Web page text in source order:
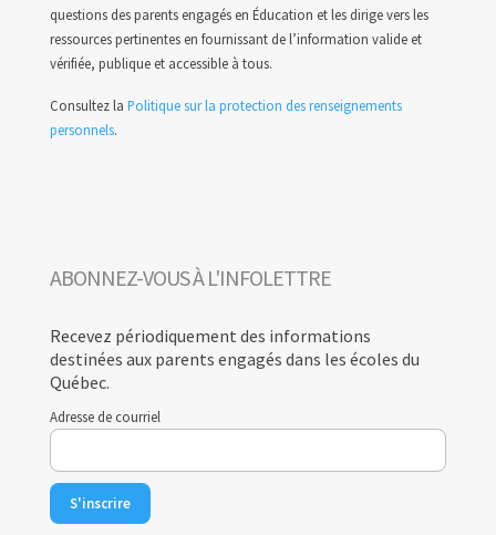
questions des parents engagés en Éducation et les dirige vers les
ressources pertinentes en fournissant de l’information valide et
vérifiée, publique et accessible à tous.
Consultez la Politique sur la protection des renseignements
personnels.
ABONNEZ-VOUS À L'INFOLETTRE
Recevez périodiquement des informations
destinées aux parents engagés dans les écoles du
Québec.
Adresse de courriel